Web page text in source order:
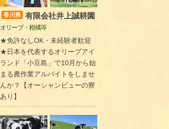
香川県 有限会社井上誠耕園
オリーブ・柑橘等
★免許なしOK・未経験者歓迎
★日本を代表するオリーブアイ
ランド「小豆島」で10月から始
まる農作業アルバイトをしませ
んか？【オーシャンビューの寮
あり】